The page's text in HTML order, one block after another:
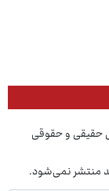
حقیقی و حقوقی
منتشر نمی‌شود.